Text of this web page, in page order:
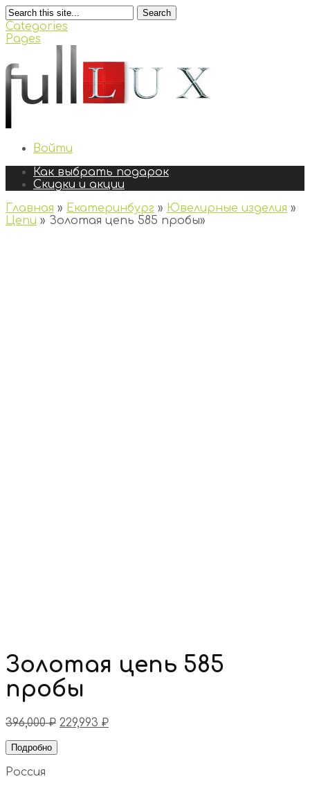
Search
Categories
Pages
Войти
Как выбрать подарок
Скидки и акции
Главная » Екатеринбург » Ювелирные изделия »
Цепи » Золотая цепь 585 пробы»
Золотая цепь 585
пробы
396,000₽ 229,993 ₽
Подробно
Россия